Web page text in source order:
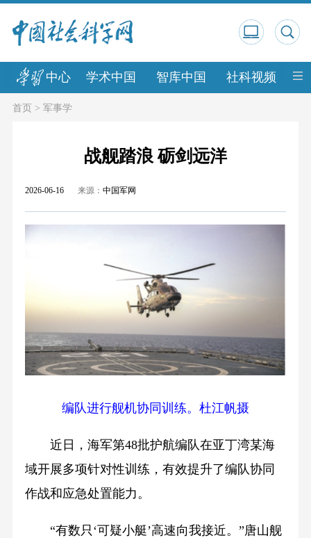
中心 学术中国 智库中国 社科视频 中
首页> 军事学
战舰踏浪 砺剑远洋
2026-06-16 来源： 中国军网
编队进行舰机协同训练。杜江帆摄
近日，海军第48批护航编队在亚丁湾某海
域开展多项针对性训练，有效提升了编队协同
作战和应急处置能力。
“有数只‘可疑小艇’高速向我接近。”唐山舰